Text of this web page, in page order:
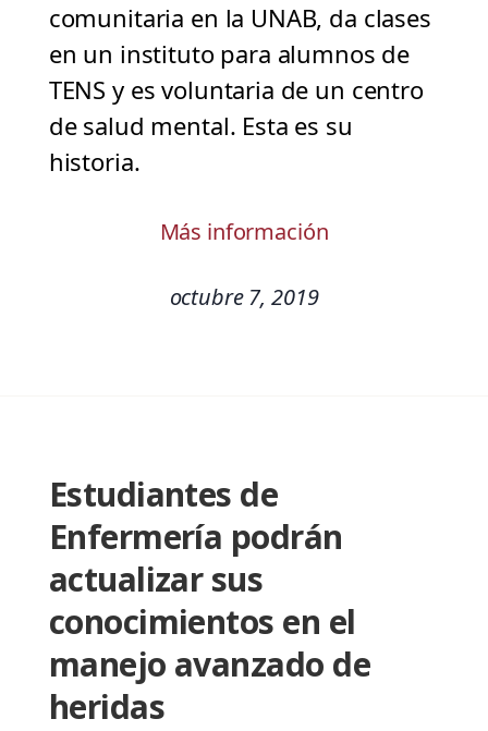
comunitaria en la UNAB, da clases
en un instituto para alumnos de
TENS y es voluntaria de un centro
de salud mental. Esta es su
historia.
Más información
octubre 7, 2019
Estudiantes de
Enfermería podrán
actualizar sus
conocimientos en el
manejo avanzado de
heridas